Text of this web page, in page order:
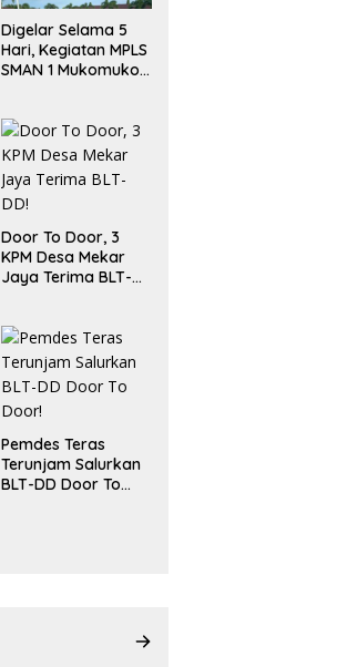
Digelar Selama 5
Hari, Kegiatan MPLS
SMAN 1 Mukomuko
Door To Door, 3
KPM Desa Mekar
Jaya Terima BLT-
Pemdes Teras
Terunjam Salurkan
BLT-DD Door To